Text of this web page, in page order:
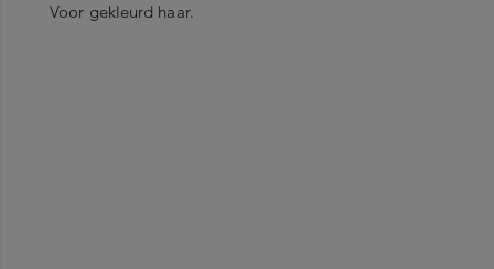
Voor gekleurd haar.